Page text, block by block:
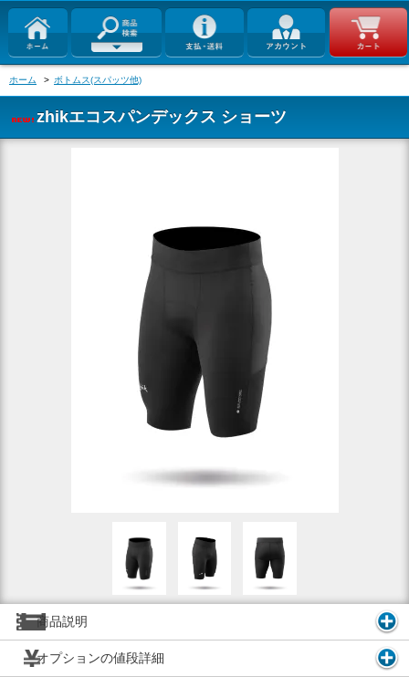
ホーム > ボトムス(スパッツ他)
zhikエコスパンデックス ショーツ
商品説明
オプションの値段詳細